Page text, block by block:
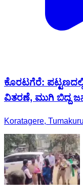
ಕೊರಟಗೆರೆ:
ವಿತರಣೆ, ಮುಗಿ ಬಿದ್ದ
Koratagere,